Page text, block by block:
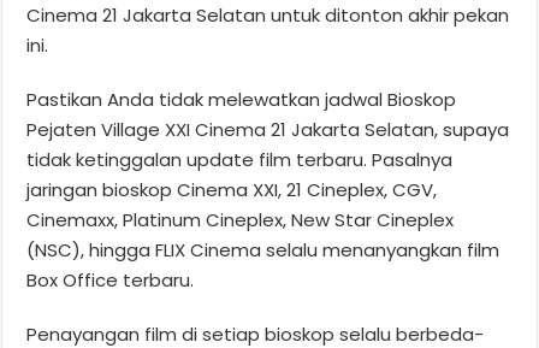
Cinema 21 Jakarta Selatan untuk ditonton akhir pekan
ini.
Pastikan Anda tidak melewatkan jadwal Bioskop
Pejaten Village XXI Cinema 21 Jakarta Selatan, supaya
tidak ketinggalan update film terbaru. Pasalnya
jaringan bioskop Cinema XXI, 21 Cineplex, CGV,
Cinemaxx, Platinum Cineplex, New Star Cineplex
(NSC), hingga FLIX Cinema selalu menanyangkan film
Box Office terbaru.
Penayangan film di setiap bioskop selalu berbeda-